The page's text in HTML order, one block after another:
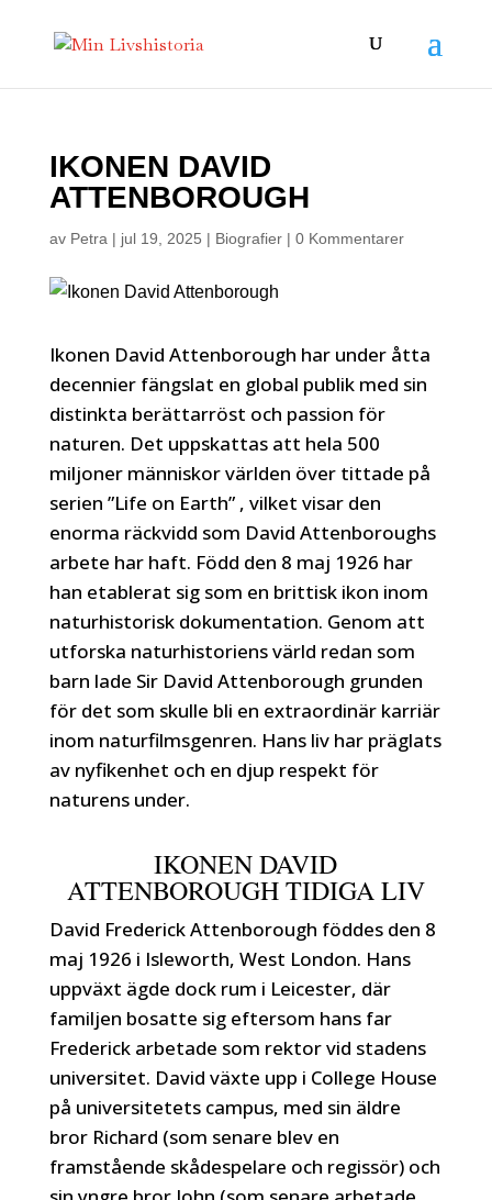
IKONEN DAVID
ATTENBOROUGH
av Petra | jul 19, 2025 | Biografier| 0 Kommentarer
Ikonen David Attenborough har under åtta
decennier fängslat en global publik med sin
distinkta berättarröst och passion för
naturen. Det uppskattas att hela 500
miljoner människor världen över tittade på
serien ”Life on Earth” , vilket visar den
enorma räckvidd som David Attenboroughs
arbete har haft. Född den 8 maj 1926 har
han etablerat sig som en brittisk ikon inom
naturhistorisk dokumentation. Genom att
utforska naturhistoriens värld redan som
barn lade Sir David Attenborough grunden
för det som skulle bli en extraordinär karriär
inom naturfilmsgenren. Hans liv har präglats
av nyfikenhet och en djup respekt för
naturens under.
IKONEN DAVID
ATTENBOROUGH TIDIGA LIV
David Frederick Attenborough föddes den 8
maj 1926 i Isleworth, West London. Hans
uppväxt ägde dock rum i Leicester, där
familjen bosatte sig eftersom hans far
Frederick arbetade som rektor vid stadens
universitet. David växte upp i College House
på universitetets campus, med sin äldre
bror Richard (som senare blev en
framstående skådespelare och regissör) och